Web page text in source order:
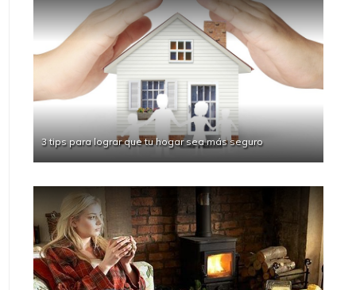
3 tips para lograr que tu hogar sea más seguro